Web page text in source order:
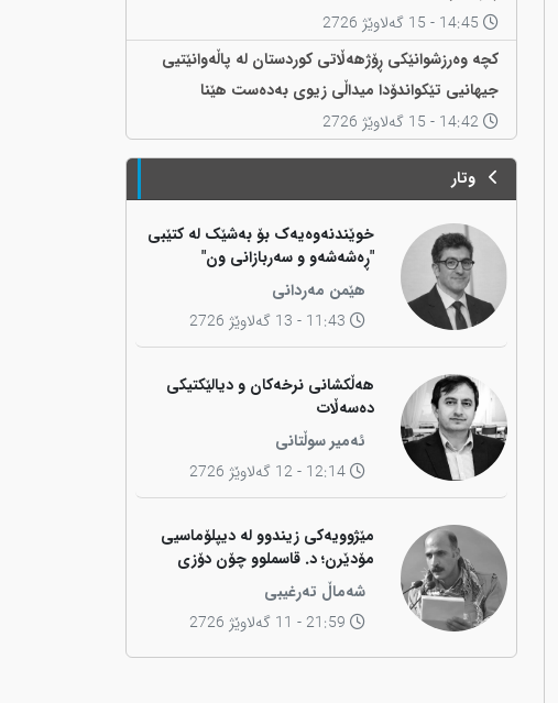
کچە وەرزشوانێکی ڕۆژهەڵاتی کوردستان لە پاڵەوانێتیی
جیهانیی تێکواندۆدا میداڵی زیوی بەدەست هێنا
وتار
خوێندنەوەیەک بۆ بەشێک لە کتێبی
"ڕەشەشەو و سەربازانی ون"
هێمن مەردانی
11:43 - 13 گەلاوێژ 2726
هەڵکشانی نرخەکان و دیالێکتیکی
دەسەڵات
ئەمیر سوڵتانی
12:14 - 12 گەلاوێژ 2726
مێژوویەکی زیندوو لە دیپلۆماسیی
مۆدێرن؛ د. قاسملوو چۆن دۆزی
کوردی لە شاخەوە گواستەوە بۆ
ناوەندە بڕیاردەرەکانی جیهان؟
شەماڵ تەرغیبی
21:59 - 11 گەلاوێژ 2726